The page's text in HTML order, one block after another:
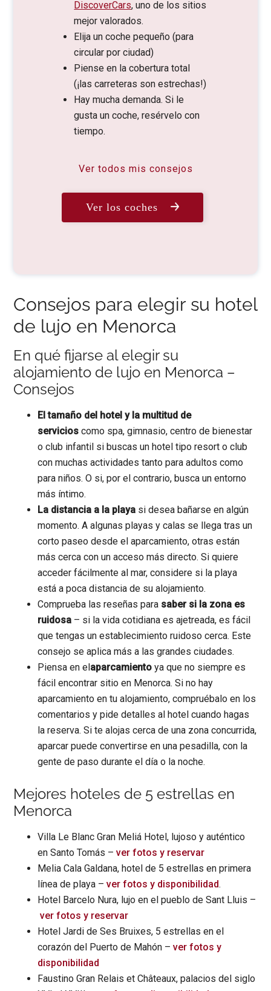
DiscoverCars, uno de los sitios
mejor valorados.
Elija un coche pequeño (para
circular por ciudad)
Piense en la cobertura total
(¡las carreteras son estrechas!)
Hay mucha demanda. Si le
gusta un coche, resérvelo con
tiempo.
Ver todos mis consejos
Ver los coches
Consejos para elegir su hotel
de lujo en Menorca
En qué fijarse al elegir su
alojamiento de lujo en Menorca –
Consejos
El tamaño del hotel y la multitud de
servicios como spa, gimnasio, centro de bienestar
o club infantil si buscas un hotel tipo resort o club
con muchas actividades tanto para adultos como
para niños. O si, por el contrario, busca un entorno
más íntimo.
La distancia a la playa si desea bañarse en algún
momento. A algunas playas y calas se llega tras un
corto paseo desde el aparcamiento, otras están
más cerca con un acceso más directo. Si quiere
acceder fácilmente al mar, considere si la playa
está a poca distancia de su alojamiento.
Comprueba las reseñas para saber si la zona es
ruidosa – si la vida cotidiana es ajetreada, es fácil
que tengas un establecimiento ruidoso cerca. Este
consejo se aplica más a las grandes ciudades.
Piensa en elaparcamiento ya que no siempre es
fácil encontrar sitio en Menorca. Si no hay
aparcamiento en tu alojamiento, compruébalo en los
comentarios y pide detalles al hotel cuando hagas
la reserva. Si te alojas cerca de una zona concurrida,
aparcar puede convertirse en una pesadilla, con la
gente de paso durante el día o la noche.
Mejores hoteles de 5 estrellas en
Menorca
Villa Le Blanc Gran Meliá Hotel, lujoso y auténtico
en Santo Tomás –ver fotos y reservar
Melia Cala Galdana, hotel de 5 estrellas en primera
línea de playa –ver fotos y disponibilidad.
Hotel Barcelo Nura, lujo en el pueblo de Sant Lluis –
ver fotos y reservar
Hotel Jardi de Ses Bruixes, 5 estrellas en el
corazón del Puerto de Mahón –ver fotos y
disponibilidad
Faustino Gran Relais et Châteaux, palacios del siglo